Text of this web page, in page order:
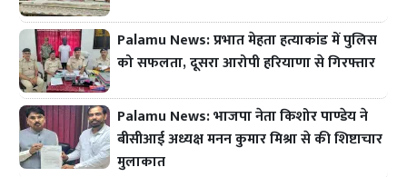
Palamu News: प्रभात मेहता हत्याकांड में पुलिस
को सफलता, दूसरा आरोपी हरियाणा से गिरफ्तार
Palamu News: भाजपा नेता किशोर पाण्डेय ने
बीसीआई अध्यक्ष मनन कुमार मिश्रा से की शिष्टाचार
मुलाकात